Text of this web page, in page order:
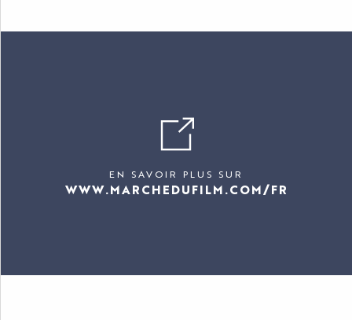
EN SAVOIR PLUS SUR
WWW.MARCHEDUFILM.COM/FR